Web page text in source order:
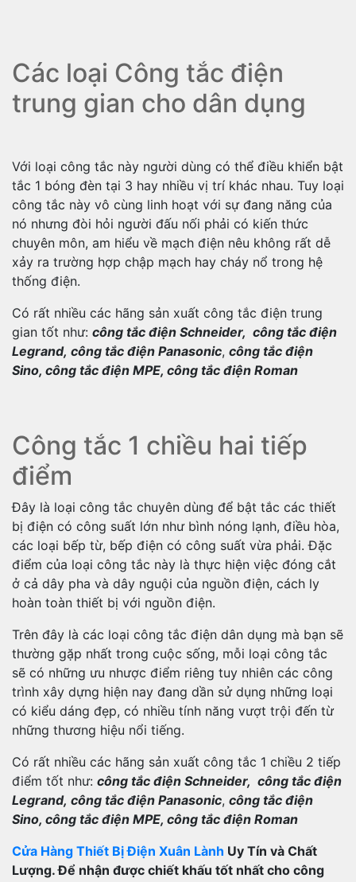
Các loại Công tắc điện
trung gian cho dân dụng
Với loại công tắc này người dùng có thể điều khiển bật
tắc 1 bóng đèn tại 3 hay nhiều vị trí khác nhau. Tuy loại
công tắc này vô cùng linh hoạt với sự đang năng của
nó nhưng đòi hỏi người đấu nối phải có kiến thức
chuyên môn, am hiểu về mạch điện nêu không rất dễ
xảy ra trường hợp chập mạch hay cháy nổ trong hệ
thống điện.
Có rất nhiều các hãng sản xuất công tắc điện trung
gian tốt như: công tắc điện Schneider, công tắc điện
Legrand, công tắc điện Panasonic, công tắc điện
Sino, công tắc điện MPE, công tắc điện Roman
Công tắc 1 chiều hai tiếp
điểm
Đây là loại công tắc chuyên dùng để bật tắc các thiết
bị điện có công suất lớn như bình nóng lạnh, điều hòa,
các loại bếp từ, bếp điện có công suất vừa phải. Đặc
điểm của loại công tắc này là thực hiện việc đóng cắt
ở cả dây pha và dây nguội của nguồn điện, cách ly
hoàn toàn thiết bị với nguồn điện.
Trên đây là các loại công tắc điện dân dụng mà bạn sẽ
thường gặp nhất trong cuộc sống, mỗi loại công tắc
sẽ có những ưu nhược điểm riêng tuy nhiên các công
trình xây dựng hiện nay đang dần sử dụng những loại
có kiểu dáng đẹp, có nhiều tính năng vượt trội đến từ
những thương hiệu nổi tiếng.
Có rất nhiều các hãng sản xuất công tắc 1 chiều 2 tiếp
điểm tốt như: công tắc điện Schneider, công tắc điện
Legrand, công tắc điện Panasonic, công tắc điện
Sino, công tắc điện MPE, công tắc điện Roman
Cửa Hàng Thiết Bị Điện Xuân Lành Uy Tín và Chất
Lượng. Để nhận được chiết khấu tốt nhất cho công